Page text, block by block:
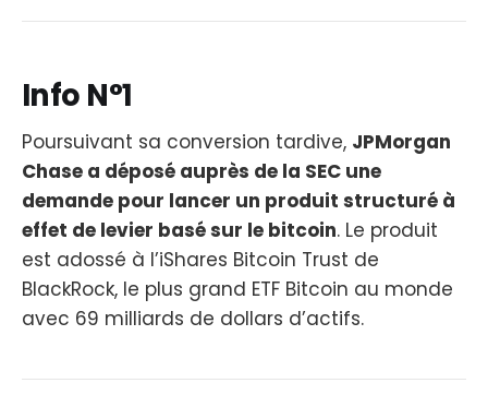
Info N°1
Poursuivant sa conversion tardive, JPMorgan
Chase a déposé auprès de la SEC une
demande pour lancer un produit structuré à
effet de levier basé sur le bitcoin. Le produit
est adossé à l’iShares Bitcoin Trust de
BlackRock, le plus grand ETF Bitcoin au monde
avec 69 milliards de dollars d’actifs.